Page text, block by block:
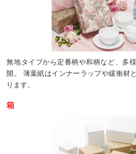
無地タイプから定番柄や和柄など、多
開。 薄葉紙はインナーラップや緩衝材
ります。
箱